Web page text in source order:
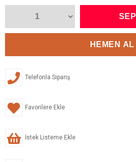
Telefonla Sipariş
Favorilere Ekle
İstek Listeme Ekle